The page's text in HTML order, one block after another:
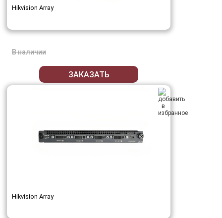
Hikvision Array
В наличии
ЗАКАЗАТЬ
Hikvision Array